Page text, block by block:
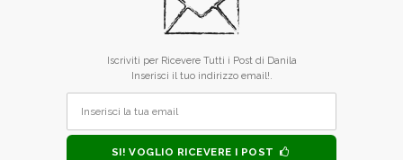
Iscriviti per Ricevere Tutti i Post di Danila
Inserisci il tuo indirizzo email!.
SI! VOGLIO RICEVERE I POST